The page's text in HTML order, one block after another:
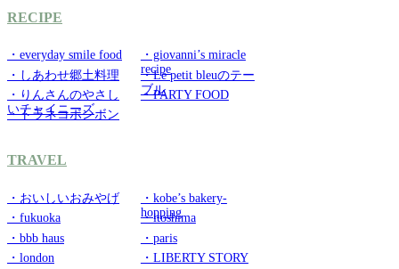
RECIPE
・everyday smile food
・giovanni’s miracle
recipe
・しあわせ郷土料理
・Le petit bleuのテー
ブル
・りんさんのやさし
いチャイニーズ
・PARTY FOOD
・トラネコボンボン
TRAVEL
・おいしいおみやげ
・kobe’s bakery-
hopping
・fukuoka
・itoshima
・bbb haus
・paris
・london
・LIBERTY STORY